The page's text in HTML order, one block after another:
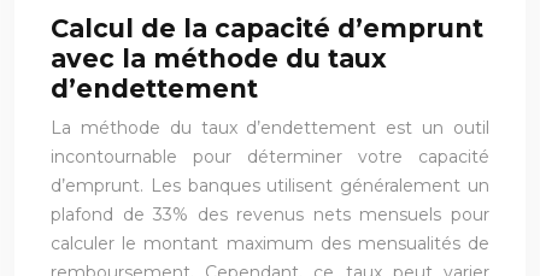
Calcul de la capacité d’emprunt
avec la méthode du taux
d’endettement
La méthode du taux d’endettement est un outil
incontournable pour déterminer votre capacité
d’emprunt. Les banques utilisent généralement un
plafond de 33% des revenus nets mensuels pour
calculer le montant maximum des mensualités de